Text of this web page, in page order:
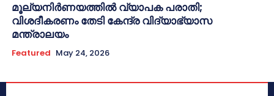
മൂല്യനിർണയത്തിൽ വ്യാപക പരാതി;
വിശദീകരണം തേടി കേന്ദ്ര വിദ്യാഭ്യാസ
മന്ത്രാലയം
Featured May 24, 2026